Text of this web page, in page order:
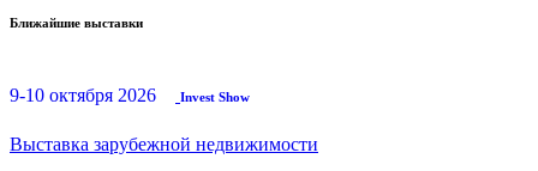
Ближайшие выставки
9-10 октября 2026 Invest Show
Выставка зарубежной недвижимости